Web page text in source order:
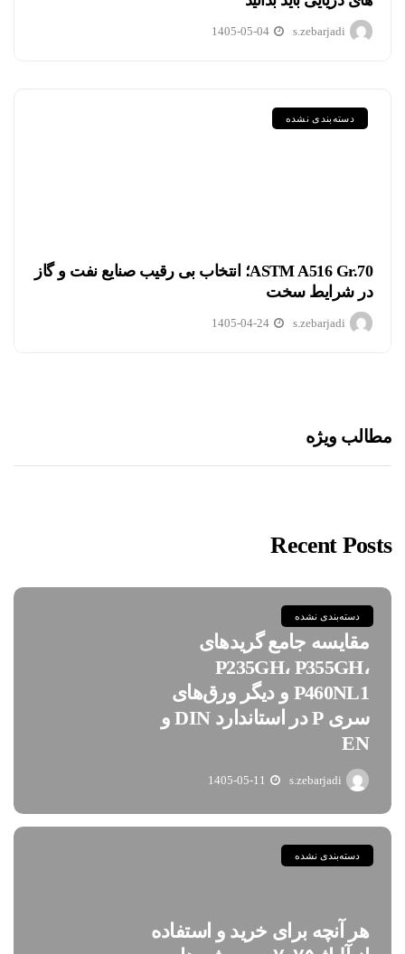
s.zebarjadi
1405-05-04
دسته‌بندی نشده
ASTM A516 Gr.70؛ انتخاب بی رقیب صنایع نفت و گاز
در شرایط سخت
s.zebarjadi
1405-04-24
مطالب ویژه
Recent Posts
دسته‌بندی نشده
مقایسه جامع گریدهای
P235GH، P355GH،
P460NL1 و دیگر ورق‌های
سری P در استاندارد DIN و
EN
s.zebarjadi
1405-05-11
دسته‌بندی نشده
هر آنچه برای خرید و استفاده